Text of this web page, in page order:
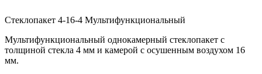
Стеклопакет 4-16-4 Мультифункциональный
Мультифункциональный однокамерный стеклопакет с
толщиной стекла 4 мм и камерой с осушенным воздухом 16
мм.